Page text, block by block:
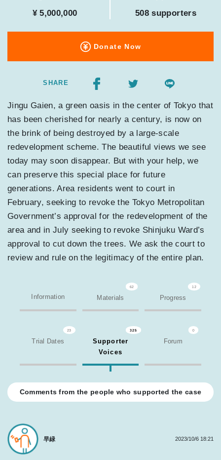
¥ 5,000,000 508 supporters
Donate Now
SHARE
Jingu Gaien, a green oasis in the center of Tokyo that
has been cherished for nearly a century, is now on
the brink of being destroyed by a large-scale
redevelopment scheme. The beautiful views we see
today may soon disappear. But with your help, we
can preserve this special place for future
generations. Area residents went to court in
February, seeking to revoke the Tokyo Metropolitan
Government’s approval for the redevelopment of the
area and in July seeking to revoke Shinjuku Ward’s
approval to cut down the trees. We ask the court to
review and rule on the legitimacy of the entire plan.
Information
62
Materials
12
Progress
23
Trial Dates
325
Supporter
Voices
0
Forum
Comments from the people who supported the case
早緑 2023/10/6 18:21